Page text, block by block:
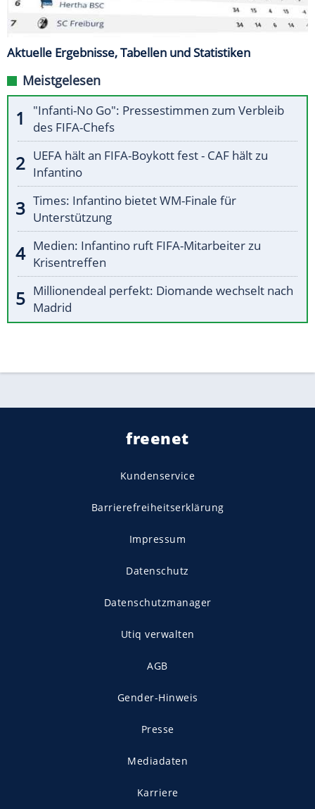
Aktuelle Ergebnisse, Tabellen und Statistiken
Meistgelesen
"Infanti-No Go": Pressestimmen zum Verbleib
des FIFA-Chefs
UEFA hält an FIFA-Boykott fest - CAF hält zu
Infantino
Times: Infantino bietet WM-Finale für
Unterstützung
Medien: Infantino ruft FIFA-Mitarbeiter zu
Krisentreffen
Millionendeal perfekt: Diomande wechselt nach
Madrid
freenet
Kundenservice
Barrierefreiheitserklärung
Impressum
Datenschutz
Datenschutzmanager
Utiq verwalten
AGB
Gender-Hinweis
Presse
Mediadaten
Karriere